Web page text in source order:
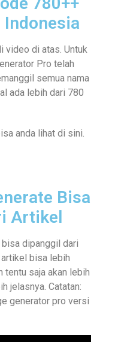
Indonesia
video di atas. Untuk
Pro telah
semua nama
ada lebih dari 780
anda lihat di sini.
Bisa
Artikel
dipanggil dari
bisa lebih
tentu saja akan lebih
jelasnya. Catatan:
generator pro versi